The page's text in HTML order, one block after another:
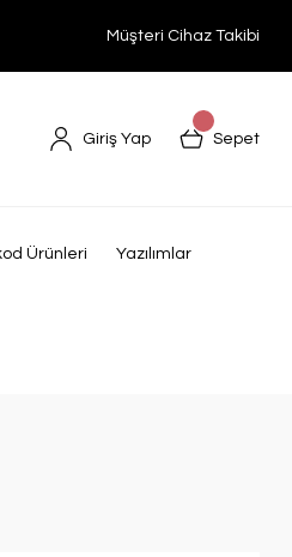
Müşteri Cihaz Takibi
Giriş Yap Sepet
Ürünleri Yazılımlar